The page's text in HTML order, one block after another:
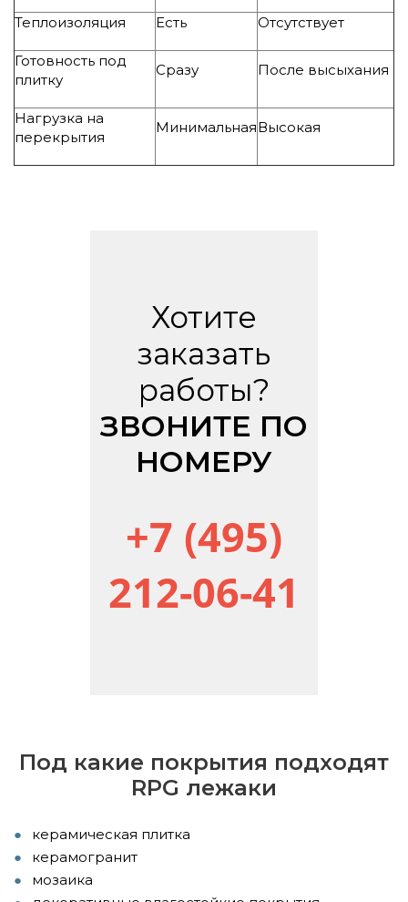
Теплоизоляция Есть Отсутствует
Готовность под
плитку
Сразу После высыхания
Нагрузка на
перекрытия
МинимальнаяВысокая
Хотите
заказать
работы?
ЗВОНИТЕ ПО
НОМЕРУ
+7 (495)
212-06-41
Под какие покрытия подходят
RPG лежаки
керамическая плитка
керамогранит
мозаика